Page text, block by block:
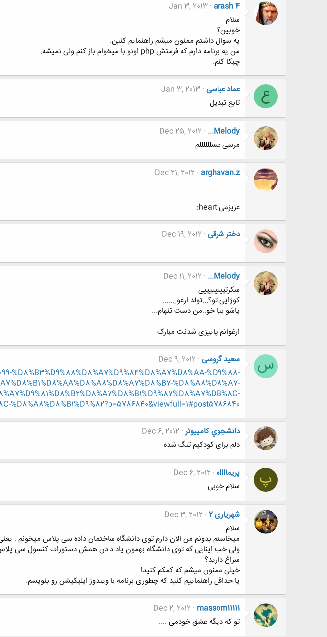
arash 4
Jan 3, 2013
سلام
خوبین؟
یه سوال داشتم ممنون میشم راهنمایم کنین.
من یه برنامه دارم که فرمتش php اونو با میخوام باز کنم ولی نمیشه.
چبکا کنم.
ع عماد عباسی Jan 3, 2013
تابع تبدیل
...Melody
Dec 25, 2012
مرسی عسللللللم
arghavan.z
Dec 21, 2012
عزیزمی:heart:
دختر شرقی Dec 19, 2012
...Melody
Dec 11, 2012
سکرتییییییییی
کوژایی تو؟...تولد ارغو ِ......
پاشو بیا خو..من دست تنهام...
ارغوانم پاییزی شدنت مبارک
س سعید گروسی Dec 9, 2012
%D9%88-
%D8%A8%D8%A7-
%D8%A8%D8%B1%D9%82?p=5786840&viewfull=1#post5786840
دانشجوي كامپيوتر Dec 6, 2012
دلم برای کودکیم تنگ شده
پ پریمااااه Dec 6, 2012
سلام خوبی
شهریاری 2
Dec 3, 2012
سلام
میخاستم بدونم من الان دارم توی دانشگاه ساختمان داده سی پلاس میخونم .
ولی خب اینایی که توی دانشگاه بهمون یاد دادن همش دستورات کنسول سی
سراغ دارید؟
خیلی ممنون میشم که کمکم کنید!
یا حداقل راهنماییم کنید که چطوری برنامه با ویندوز اپلیکیشن رو بنویسم.
massom11111
Dec 2, 2012
تو که دیگه عشق خودمی ....